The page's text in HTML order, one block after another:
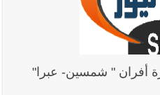
أفران " شمسين- عبرا"